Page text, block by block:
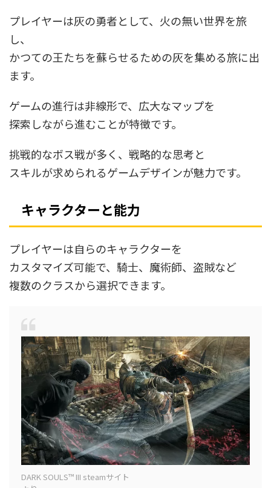
プレイヤーは灰の勇者として、火の無い世界を旅
し、
かつての王たちを蘇らせるための灰を集める旅に出
ます。
ゲームの進行は非線形で、広大なマップを
探索しながら進むことが特徴です。
挑戦的なボス戦が多く、戦略的な思考と
スキルが求められるゲームデザインが魅力です。
キャラクターと能力
プレイヤーは自らのキャラクターを
カスタマイズ可能で、騎士、魔術師、盗賊など
複数のクラスから選択できます。
DARK SOULS™ III steamサイト